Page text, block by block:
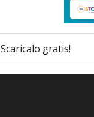
Scaricalo gratis!